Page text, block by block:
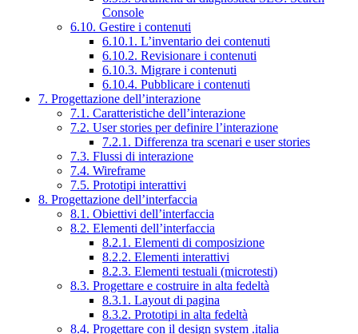
Console
6.10. Gestire i contenuti
6.10.1. L’inventario dei contenuti
6.10.2. Revisionare i contenuti
6.10.3. Migrare i contenuti
6.10.4. Pubblicare i contenuti
7. Progettazione dell’interazione
7.1. Caratteristiche dell’interazione
7.2. User stories per definire l’interazione
7.2.1. Differenza tra scenari e user stories
7.3. Flussi di interazione
7.4. Wireframe
7.5. Prototipi interattivi
8. Progettazione dell’interfaccia
8.1. Obiettivi dell’interfaccia
8.2. Elementi dell’interfaccia
8.2.1. Elementi di composizione
8.2.2. Elementi interattivi
8.2.3. Elementi testuali (microtesti)
8.3. Progettare e costruire in alta fedeltà
8.3.1. Layout di pagina
8.3.2. Prototipi in alta fedeltà
8.4. Progettare con il design system .italia